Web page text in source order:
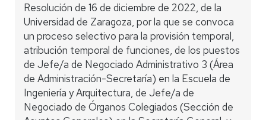
Resolución de 16 de diciembre de 2022, de la
Universidad de Zaragoza, por la que se convoca
un proceso selectivo para la provisión temporal,
atribución temporal de funciones, de los puestos
de Jefe/a de Negociado Administrativo 3 (Área
de Administración-Secretaría) en la Escuela de
Ingeniería y Arquitectura, de Jefe/a de
Negociado de Órganos Colegiados (Sección de